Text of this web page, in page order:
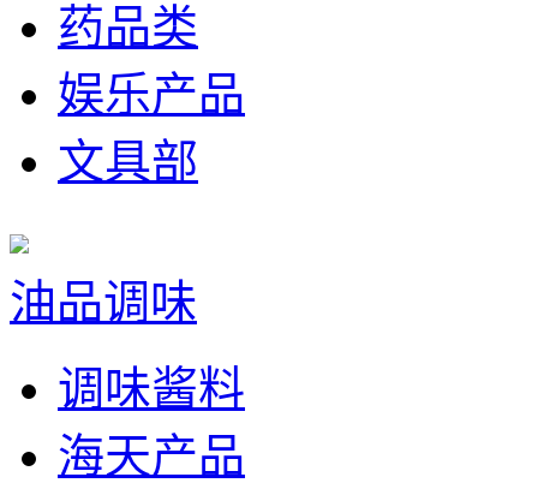
药品类
娱乐产品
文具部
油品调味
调味酱料
海天产品